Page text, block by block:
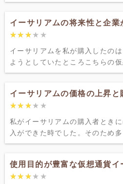
イーサリアムの将来性と企業
★★★★★
★★★★★
イーサリアムを私が購入したの
ようとしていたところこちらの
イーサリアムの価格の上昇と
★★★★★
★★★★★
私がイーサリアムの購入者とき
入ができた時でした。そのため
使用目的が豊富な仮想通貨イ
★★★★★
★★★★★